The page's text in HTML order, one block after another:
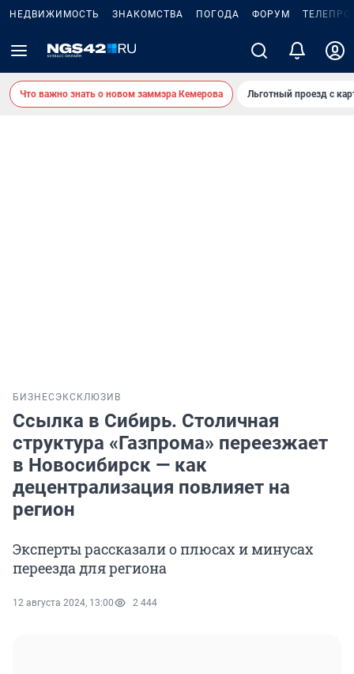
НЕДВИЖИМОСТЬ ЗНАКОМСТВА ПОГОДА ФОРУМ
Что важно знать о новом заммэра Кемерова Льготный проезд с
БИЗНЕС ЭКСКЛЮЗИВ
Ссылка в Сибирь. Столичная
структура «Газпрома» переезжает
в Новосибирск — как
децентрализация повлияет на
регион
Эксперты рассказали о плюсах и минусах
переезда для региона
12 августа 2024, 13:00 2 444